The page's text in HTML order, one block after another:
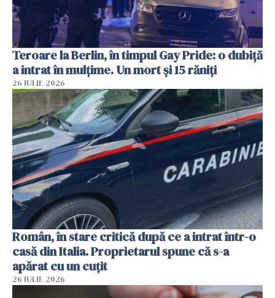
Teroare la Berlin, în timpul Gay Pride: o dubiță
a intrat în mulțime. Un mort și 15 răniți
26 IULIE 2026
Român, în stare critică după ce a intrat într-o
casă din Italia. Proprietarul spune că s-a
apărat cu un cuțit
26 IULIE 2026